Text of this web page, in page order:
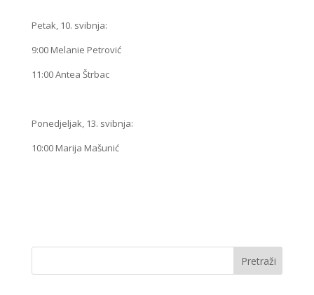
Petak, 10. svibnja:
9:00 Melanie Petrović
11:00 Antea Štrbac
Ponedjeljak, 13. svibnja:
10:00 Marija Mašunić